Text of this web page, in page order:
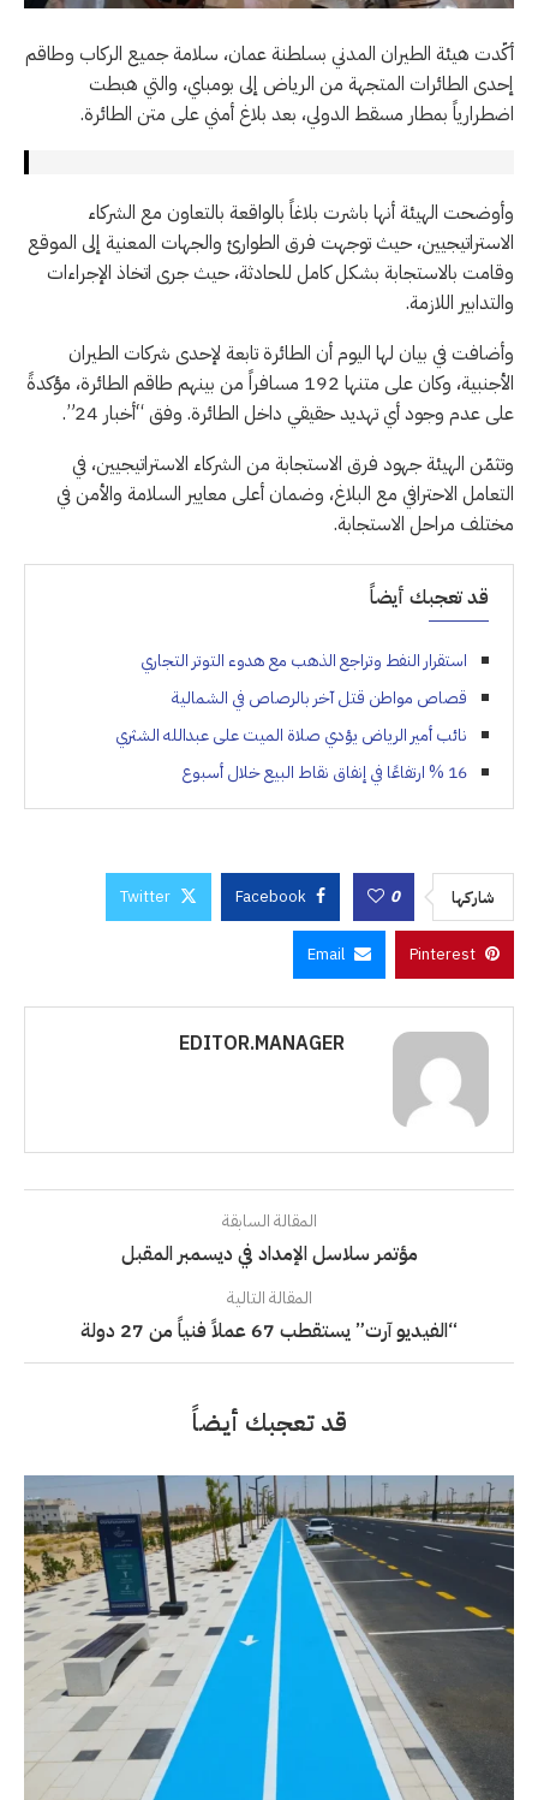
أكّدت هيئة الطيران المدني بسلطنة عمان، سلامة جميع الركاب وطاقم
إحدى الطائرات المتجهة من الرياض إلى بومباي، والتي هبطت
اضطرارياً بمطار مسقط الدولي، بعد بلاغ أمني على متن الطائرة.
وأوضحت الهيئة أنها باشرت بلاغاً بالواقعة بالتعاون مع الشركاء
الاستراتيجيين، حيث توجهت فرق الطوارئ والجهات المعنية إلى الموقع
وقامت بالاستجابة بشكل كامل للحادثة، حيث جرى اتخاذ الإجراءات
والتدابير اللازمة.
وأضافت في بيان لها اليوم أن الطائرة تابعة لإحدى شركات الطيران
الأجنبية، وكان على متنها 192 مسافراً من بينهم طاقم الطائرة، مؤكدةً
على عدم وجود أي تهديد حقيقي داخل الطائرة. وفق “أخبار 24”.
وتثمّن الهيئة جهود فرق الاستجابة من الشركاء الاستراتيجيين، في
التعامل الاحترافي مع البلاغ، وضمان أعلى معايير السلامة والأمن في
مختلف مراحل الاستجابة.
قد تعجبك أيضاً
استقرار النفط وتراجع الذهب مع هدوء التوتر التجاري
قصاص مواطن قتل آخر بالرصاص في الشمالية
نائب أمير الرياض يؤدي صلاة الميت على عبدالله الشثري
16 % ارتفاعًا في إنفاق نقاط البيع خلال أسبوع
شاركها 0
Facebook
Twitter
Pinterest
Email
EDITOR.MANAGER
المقالة السابقة
مؤتمر سلاسل الإمداد في ديسمبر المقبل
المقالة التالية
“الفيديو آرت” يستقطب 67 عملاً فنياً من 27 دولة
قد تعجبك أيضاً